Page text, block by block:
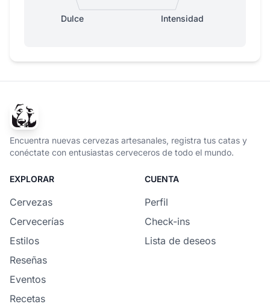
Intensidad
Dulce
Encuentra nuevas cervezas artesanales, registra tus catas y
conéctate con entusiastas cerveceros de todo el mundo.
EXPLORAR
Cervezas
Cervecerías
Estilos
Reseñas
Eventos
Recetas
CUENTA
Perfil
Check-ins
Lista de deseos